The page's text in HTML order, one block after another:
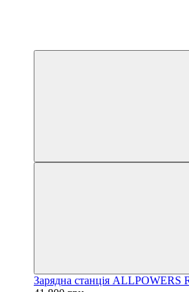
Зарядна станція ALLPOWERS